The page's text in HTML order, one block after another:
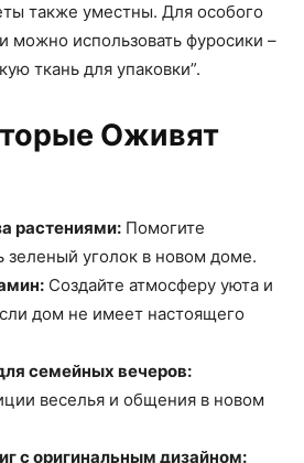
также уместны. Для особого
можно использовать фуросики –
ткань для упаковки”.
Оживят
растениями: Помогите
зеленый уголок в новом доме.
Создайте атмосферу уюта и
дом не имеет настоящего
семейных вечеров:
веселья и общения в новом
с оригинальным дизайном: